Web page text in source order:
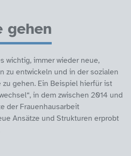
gehen
wichtig, immer wieder neue,
zu entwickeln und in der sozialen
gehen. Ein Beispiel hierfür ist
in dem zwischen 2014 und
der Frauenhausarbeit
Ansätze und Strukturen erprobt